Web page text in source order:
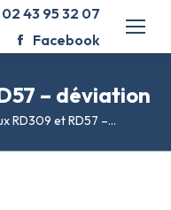
02 43 95 32 07
Facebook
– déviation
RD309 et RD57 –…